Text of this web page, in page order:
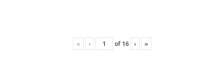
« ‹ of 16 › »